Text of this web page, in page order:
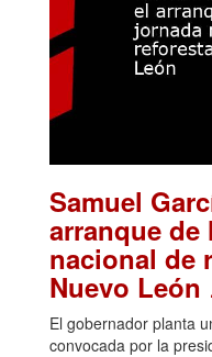
Samuel
arranque de
nacional de
Nuevo León
El gobernador planta
convocada por la